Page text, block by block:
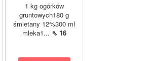
1 kg ogórków
gruntowych180 g
śmietany 12%300 ml
mleka1... ⇖ 16